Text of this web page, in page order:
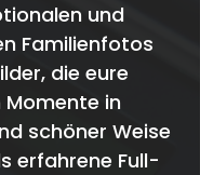
und
Familienfotos
die eure
in
schöner Weise
erfahrene Full-